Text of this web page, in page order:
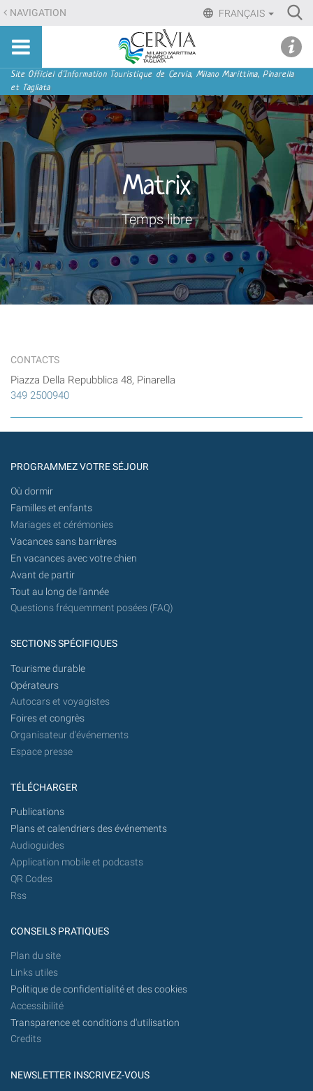
Aller
au
contenu.
Aller
à
la
navigation
FRANÇAIS
NAVIGATION
Sito
turistico
ufficiale
Cervia,
Milano
Marittima,
Pinarella,
Tagliata
Navigation
Site Officiel d'Information Touristique de Cervia, Milano Marittima, Pinarella
et Tagliata
Matrix
Temps libre
CONTACTS
Piazza Della Repubblica 48, Pinarella
349 2500940
PROGRAMMEZ VOTRE SÉJOUR
Où dormir
Familles et enfants
Mariages et cérémonies
Vacances sans barrières
En vacances avec votre chien
Avant de partir
Tout au long de l'année
Questions fréquemment posées (FAQ)
SECTIONS SPÉCIFIQUES
Tourisme durable
Opérateurs
Autocars et voyagistes
Foires et congrès
Organisateur d'événements
Espace presse
TÉLÉCHARGER
Publications
Plans et calendriers des événements
Audioguides
Application mobile et podcasts
QR Codes
Rss
CONSEILS PRATIQUES
Plan du site
Links utiles
Politique de confidentialité et des cookies
Accessibilité
Transparence et conditions d'utilisation
Credits
NEWSLETTER INSCRIVEZ-VOUS
menu